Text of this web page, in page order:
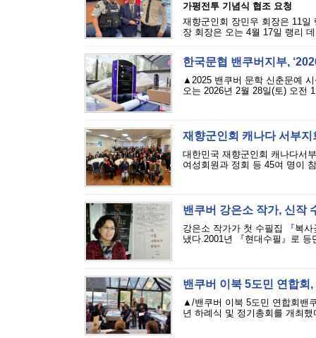
가평전투 기념식 협조 요청
재향군인회 장민우 회장은 11
장 회장은 오는 4월 17일 랭리
한국문협 밴쿠버지부,
▲2025 밴쿠버 문학 신춘문예
오는 2026년 2월 28일(토) 오전
재향군인회 캐나다 서부
대한민국 재향군인회 캐나다서
여성회원과 정회 등 45여 명이
밴쿠버 강은소 작가, 신작
강은소 작가가 첫 수필집 『복
냈다.2001년 『현대수필』로
밴쿠버 이북 5도민 연합
▲/밴쿠버 이북 5도민 연합회밴
년 하례식 및 정기총회를 개최